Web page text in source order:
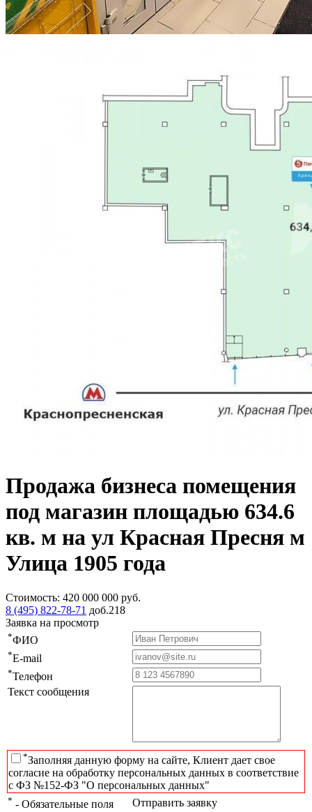
Продажа бизнеса помещения
под магазин площадью 634.6
кв. м на ул Красная Пресня м
Улица 1905 года
Стоимость: 420 000 000 руб.
8 (495) 822-78-71 доб.218
Заявка на просмотр
*ФИО
*E-mail
*Телефон
Текст сообщения
*Заполняя данную форму на сайте, Клиент дает свое
согласие на обработку персональных данных в соответствие
с ФЗ №152-ФЗ "О персональных данных"
* - Обязательные поля Отправить заявку